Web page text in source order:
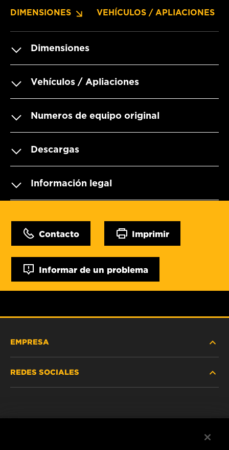
DIMENSIONES VEHÍCULOS / APLIACIONES
Dimensiones
Vehículos / Apliaciones
Numeros de equipo original
Descargas
Información legal
Contacto Imprimir
Informar de un problema
EMPRESA
REDES SOCIALES